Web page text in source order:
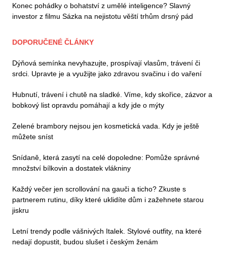
Konec pohádky o bohatství z umělé inteligence? Slavný
investor z filmu Sázka na nejistotu věští trhům drsný pád
DOPORUČENÉ ČLÁNKY
Dýňová semínka nevyhazujte, prospívají vlasům, trávení či
srdci. Upravte je a využijte jako zdravou svačinu i do vaření
Hubnutí, trávení i chutě na sladké. Víme, kdy skořice, zázvor a
bobkový list opravdu pomáhají a kdy jde o mýty
Zelené brambory nejsou jen kosmetická vada. Kdy je ještě
můžete sníst
Snídaně, která zasytí na celé dopoledne: Pomůže správné
množství bílkovin a dostatek vlákniny
Každý večer jen scrollování na gauči a ticho? Zkuste s
partnerem rutinu, díky které uklidíte dům i zažehnete starou
jiskru
Letní trendy podle vášnivých Italek. Stylové outfity, na které
nedají dopustit, budou slušet i českým ženám